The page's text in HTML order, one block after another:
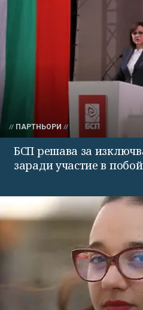
ПАРТНЬОРИ
БСП решава за
заради участие в побой